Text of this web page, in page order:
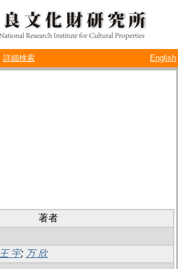
詳細検索 English
著者
王 宇; 万 欣